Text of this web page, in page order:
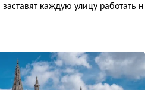
каждую улицу работать н